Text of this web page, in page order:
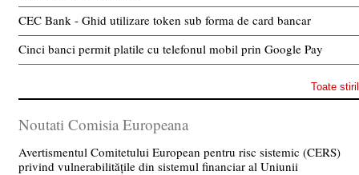
CEC Bank - Ghid utilizare token sub forma de card bancar
Cinci banci permit platile cu telefonul mobil prin Google Pay
Toate
Noutati Comisia Europeana
Avertismentul Comitetului European pentru risc sistemic (CERS)
privind vulnerabilitățile din sistemul financiar al Uniunii